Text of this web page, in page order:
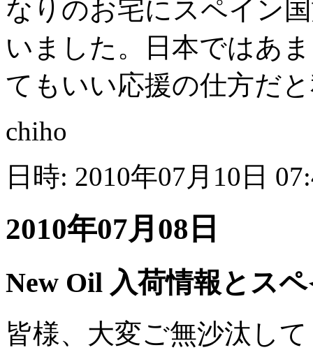
なりのお宅にスペイン
いました。日本ではあ
てもいい応援の仕方だ
chiho
日時: 2010年07月10日
2010年07月08日
New Oil 入荷情報とス
皆様、大変ご無沙汰し